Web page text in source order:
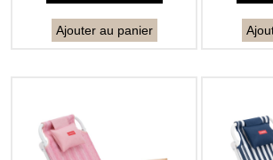
Ajouter au panier